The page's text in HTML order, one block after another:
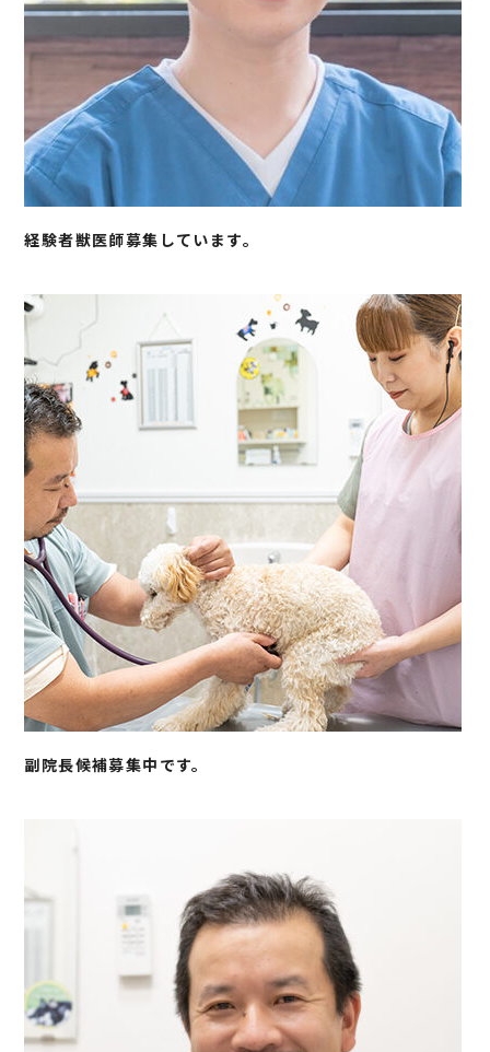
経験者獣医師募集しています。
副院長候補募集中です。